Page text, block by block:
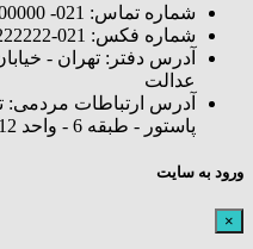
شماره تماس: 021- 000000
شماره فکس: 021-222222
آدرس دفتر: تهران -
عدالت
آدرس ارتباطات مردمی:
پاستور - طبقه 6 - واحد 12
ورود به سایت
×